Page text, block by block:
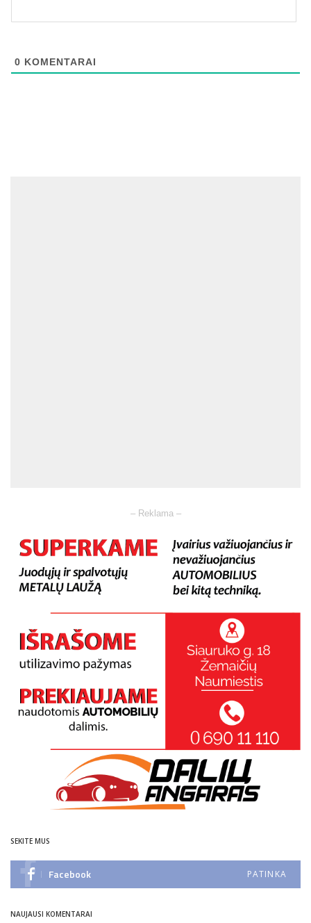
0 KOMENTARAI
– Reklama –
SEKITE MUS
Facebook PATINKA
NAUJAUSI KOMENTARAI